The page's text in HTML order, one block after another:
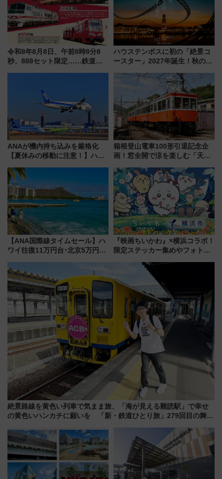
令和8年8月8日、午前8時8分8
秒、888セット限定……鉄道各
ハウステンボスに初の「絶景コ
ースター」2027年誕生！秋の
ろも一挙紹介
ANAが機内持ち込みを厳格化
【夏休みの移動に注意！】ハン
「身の回り品」新サイズ制限
(40×30×20cm)おさらい
箱根登山電車100形引退記念企
画！窓全開で涼を楽しむ「天然
発売
【ANA国際線タイムセール】ハ
ワイ往復11万円台･北京5万円台
来春のGW旅行まで狙える激ア
ツ路線まとめ（8/10まで）
『映画ちいかわ』×横浜コラボ！
限定ステッカー集めやフォトス
いを満喫しよう（花火鑑賞会応
募は7/12まで！）
絶景路線を黄色い列車で気まま旅、「海が見える難読駅」で幸せ
の黄色いハンカチに願いを 「新・鉄道ひとり旅」279回目の舞台